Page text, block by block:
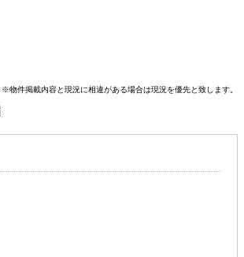
※物件掲載内容と現況に相違がある場合は現況を優先と致します。